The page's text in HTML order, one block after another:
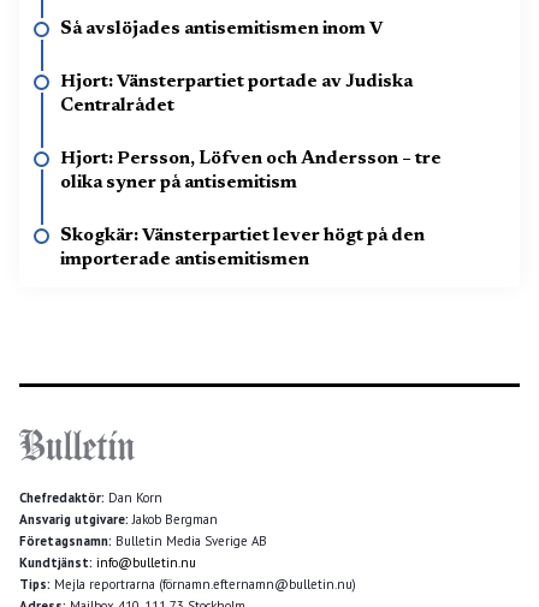
Så avslöjades antisemitismen inom V
Hjort: Vänsterpartiet portade av Judiska
Centralrådet
Hjort: Persson, Löfven och Andersson – tre
olika syner på antisemitism
Skogkär: Vänsterpartiet lever högt på den
importerade antisemitismen
Chefredaktör: Dan Korn
Ansvarig utgivare:Jakob Bergman
Företagsnamn: Bulletin Media Sverige AB
Kundtjänst: info@bulletin.nu
Tips: Mejla reportrarna (förnamn.efternamn@bulletin.nu)